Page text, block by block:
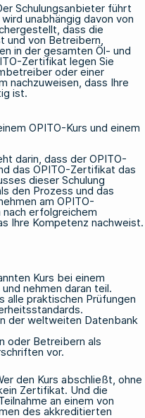
Schulungsanbieter führt
unabhängig davon von
dass die
und von Betreibern,
in der gesamten Öl- und
Zertifikat legen Sie
oder einer
nachzuweisen, dass Ihre
ist.
OPITO-Kurs und einem
darin, dass der OPITO-
das OPITO-Zertifikat das
dieser Schulung
den Prozess und das
am OPITO-
erfolgreichem
Ihre Kompetenz nachweist.
Kurs bei einem
nehmen daran teil.
alle praktischen Prüfungen
der weltweiten Datenbank
oder Betreibern als
vor.
den Kurs abschließt, ohne
Zertifikat. Und die
an einem von
des akkreditierten